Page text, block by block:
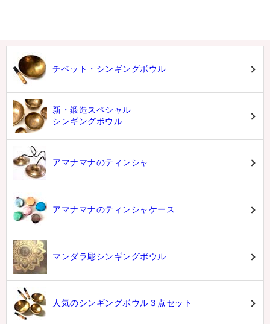
チベット・シンギングボウル
新・鍛造スペシャル
シンギングボウル
アマナマナのティンシャ
アマナマナのティンシャケース
マンダラ彫シンギングボウル
人気のシンギングボウル３点セット